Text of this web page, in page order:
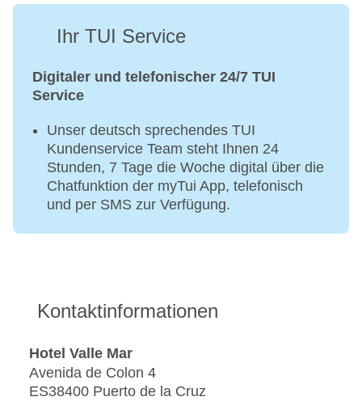
Ihr TUI Service
Digitaler und telefonischer 24/7 TUI
Service
Unser deutsch sprechendes TUI
Kundenservice Team steht Ihnen 24
Stunden, 7 Tage die Woche digital über die
Chatfunktion der myTui App, telefonisch
und per SMS zur Verfügung.
Kontaktinformationen
Hotel Valle Mar
Avenida de Colon 4
ES38400 Puerto de la Cruz